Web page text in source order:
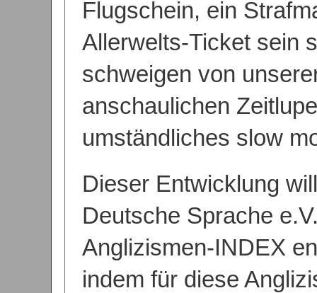
Flugschein, ein
Allerwelts-Ticket sein
schweigen von
anschaulichen
umständliches slow
Dieser Entwicklung
Deutsche Sprache
Anglizismen-INDEX
indem für diese